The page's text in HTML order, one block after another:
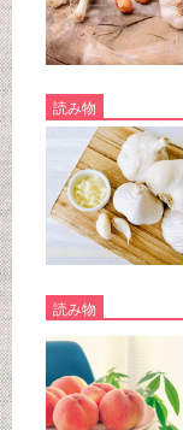
読み物
読み物